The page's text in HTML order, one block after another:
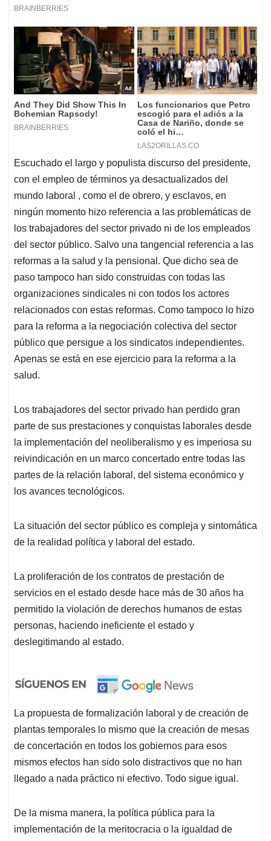
Escuchado el largo y populista discurso del presidente,
con el empleo de términos ya desactualizados del
mundo laboral , como el de obrero, y esclavos, en
ningún momento hizo referencia a las problemáticas de
los trabajadores del sector privado ni de los empleados
del sector público. Salvo una tangencial referencia a las
reformas a la salud y la pensional. Que dicho sea de
paso tampoco han sido construidas con todas las
organizaciones sindicales ni con todos los actores
relacionados con estas reformas. Como tampoco lo hizo
para la reforma a la negociación colectiva del sector
público que persigue a los sindicatos independientes.
Apenas se está en ese ejercicio para la reforma a la
salud.
Los trabajadores del sector privado han perdido gran
parte de sus prestaciones y conquistas laborales desde
la implementación del neoliberalismo y es imperiosa su
reivindicación en un marco concertado entre todas las
partes de la relación laboral, del sistema económico y
los avances tecnológicos.
La situación del sector público es compleja y sintomática
de la realidad política y laboral del estado.
La proliferación de los contratos de prestación de
servicios en el estado desde hace más de 30 años ha
permitido la violación de derechos humanos de estas
personas, haciendo ineficiente el estado y
deslegitimando al estado.
La propuesta de formalización laboral y de creación de
plantas temporales lo mismo que la creación de mesas
de concertación en todos los gobiernos para esos
mismos efectos han sido solo distractivos que no han
llegado a nada práctico ni efectivo. Todo sigue igual.
De la misma manera, la política pública para la
implementación de la meritocracia o la igualdad de